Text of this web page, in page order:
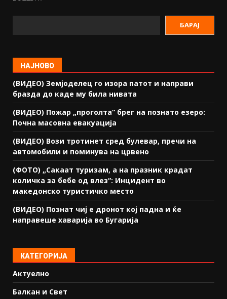
БАРАЈ
НАЈНОВО
(ВИДЕО) Земјоделец го изора патот и направи
бразда до каде му била нивата
(ВИДЕО) Пожар „проголта“ брег на познато езеро:
Почна масовна евакуација
(ВИДЕО) Вози тротинет сред булевар, пречи на
автомобили и поминува на црвено
(ФОТО) „Сакаат туризам, а на празник крадат
количка за бебе од влез“: Инцидент во
македонско туристичко место
(ВИДЕО) Познат чиј е дронот кој падна и ќе
направеше хаварија во Бугарија
КАТЕГОРИЈА
Актуелно
Балкан и Свет